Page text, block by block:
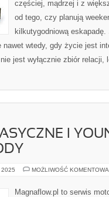
częściej, mądrzej i z
od tego, czy planują
kilkutygodniową
nawet wtedy, gdy życie jest
jest wyłącznie zbiór relacji,
I
2025 MOŻLIWOŚĆ
Magnaflow.pl to serwis